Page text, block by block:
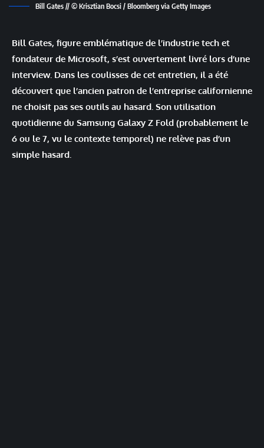
Bill Gates // © Krisztian Bocsi / Bloomberg via Getty Images
Bill Gates, figure emblématique de l’industrie tech et
fondateur de Microsoft, s’est ouvertement livré lors d’une
interview. Dans les coulisses de cet entretien, il a été
découvert que l’ancien patron de l’entreprise californienne
ne choisit pas ses outils au hasard. Son utilisation
quotidienne du Samsung Galaxy Z Fold (probablement le
6 ou le 7, vu le contexte temporel) ne relève pas d’un
simple hasard.